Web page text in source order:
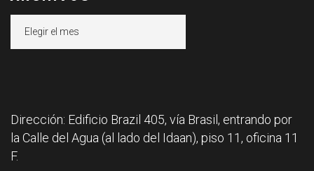
Dirección: Edificio Brazil 405, vía Brasil, entrando por
la Calle del Agua (al lado del Idaan), piso 11, oficina 11
F.